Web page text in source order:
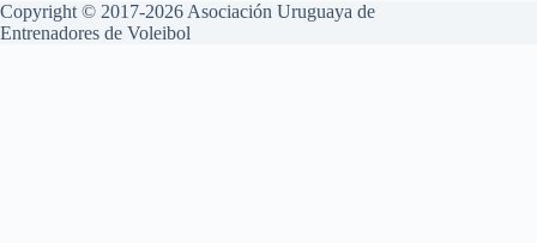
Copyright © 2017-2026 Asociación Uruguaya de
Entrenadores de Voleibol